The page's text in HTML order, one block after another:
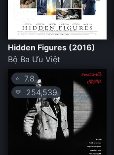
Hidden Figures (2016)
Bộ Ba Ưu Việt
⭐ 7.8
💛 254,539